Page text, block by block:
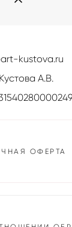
kustova.ru
А.В.
ОФЕРТА